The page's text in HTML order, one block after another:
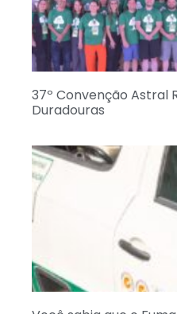
37º Convenção Astral
Duradouras